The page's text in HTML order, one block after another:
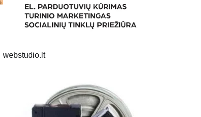
webstudio.lt